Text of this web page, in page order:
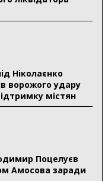
Пантелеймона
Плану
Суми
Ніколаєнко
ворожого удару
містян
Поцелуєв
Амосова заради